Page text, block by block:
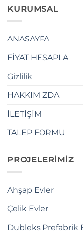
KURUMSAL
ANASAYFA
FİYAT HESAPLA
Gizlilik
HAKKIMIZDA
İLETİŞİM
TALEP FORMU
PROJELERİMİZ
Ahşap Evler
Çelik Evler
Dubleks Prefabrik